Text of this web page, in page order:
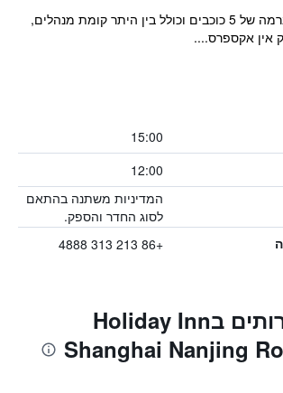
המלון מציע אירוח ברמה של 5 כוכבים וכולל בין היתר קומת מנהלים,
אין אקספרס....
15:00
12:00
המדיניות משתנה בהתאם
לסוג החדר והספק.
+86 213 313 4888
הטבות ושירותים בHoliday Inn
Shanghai Nanjing